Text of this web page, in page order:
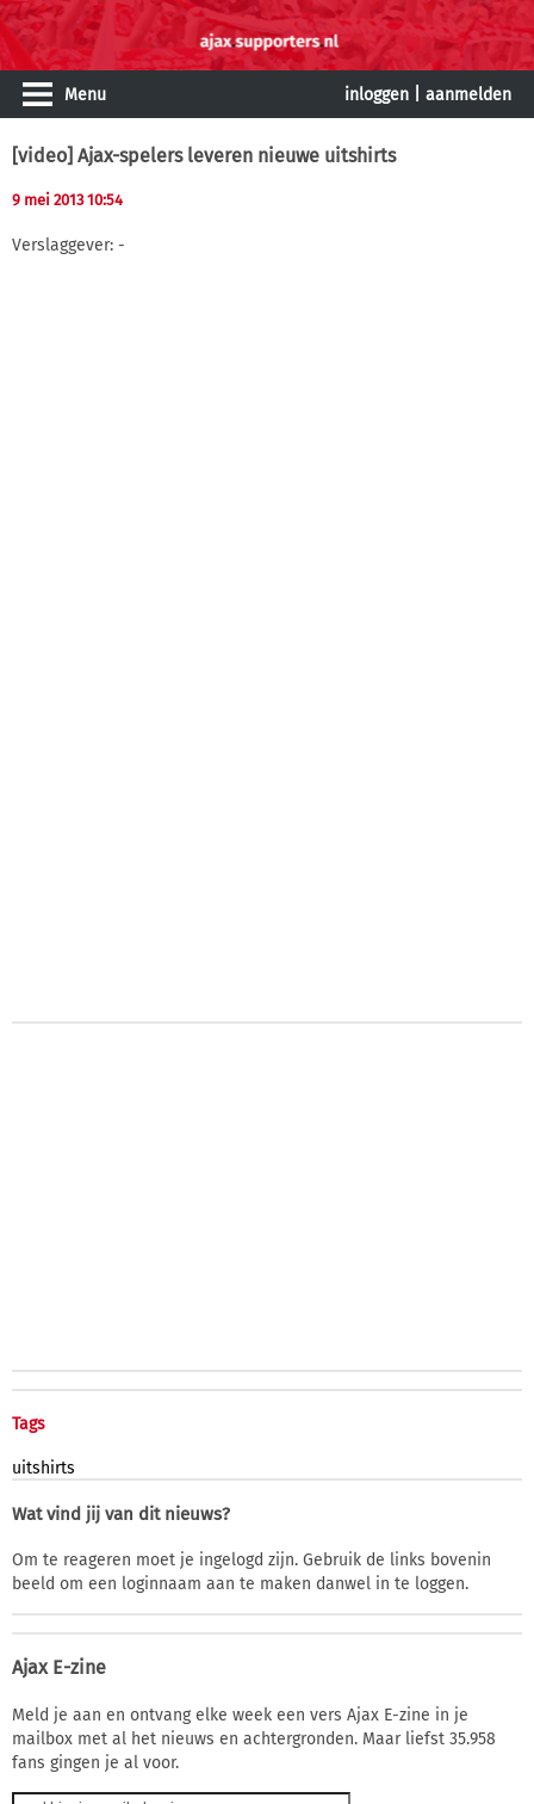
Menu inloggen aanmelden
[video] Ajax-spelers leveren nieuwe uitshirts
9 mei 2013 10:54
Verslaggever: -
Tags
uitshirts
Wat vind jij van dit nieuws?
Om te reageren moet je ingelogd zijn. Gebruik de links bovenin
beeld om een loginnaam aan te maken danwel in te loggen.
Ajax E-zine
Meld je aan en ontvang elke week een vers Ajax E-zine in je
mailbox met al het nieuws en achtergronden. Maar liefst 35.958
fans gingen je al voor.